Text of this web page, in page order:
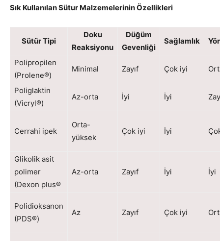
Sık Kullanılan Sütur Malzemelerinin Özellikleri
Sütür Tipi
Doku
Reaksiyonu
Düğüm
Gevenliği
Sağlamlık
Polipropilen
(Prolene®)
Minimal Zayıf Çok iyi
Poliglaktin
(Vicryl®)
Az-orta İyi İyi
Cerrahi ipek
Orta-
yüksek
Çok iyi İyi
Glikolik asit
polimer
(Dexon plus®
Az-orta Zayıf İyi İyi
Polidioksanon
(PDS®)
Az Zayıf Çok iyi